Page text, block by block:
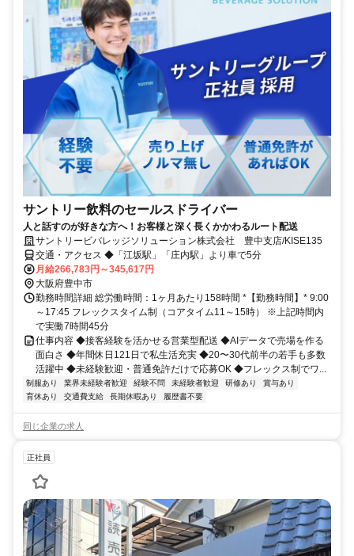
サントリー飲料のセールスドライバー
人と話すのが好きな方へ！お客様と深く長くかかわるルート配送
サントリービバレッジソリューション株式会社 豊中支店/KISE135
交通・アクセス ◆「江坂駅」「庄内駅」より車で5分
月給266,783円～345,617円
大阪府豊中市
勤務時間詳細 総労働時間：1ヶ月あたり158時間 *【勤務時間】* 9:00
～17:45 フレックスタイム制（コアタイム11～15時） ※上記時間内
で実働7時間45分
仕事内容 ◆接客経験を活かせる営業型配送 ◆AIデータで売場を作る
面白さ ◆年間休日121日で私生活充実 ◆20〜30代前半の若手も多数
活躍中 ◆未経験歓迎・普通免許だけで応募OK ◆フレックス制でワ...
制服あり 業界未経験者歓迎 経験不問 未経験者歓迎 研修あり
賞与あり
育休あり
交通費支給 長期休暇あり 履歴書不要
同じ企業の求人
正社員